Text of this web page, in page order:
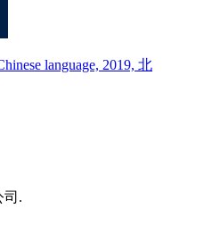
language, 2019, 北
司.